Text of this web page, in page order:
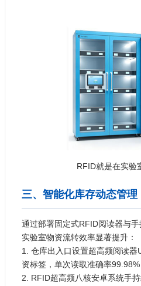
RFID就是在实验
三、智能化库存动态管理
通过部署固定式RFID阅读器与手
实验室物资流转效率显著提升：
1. 仓库出入口设置超高频阅读
资标签，单次读取准确率99.98%
2. RFID超高频八核安卓系统手